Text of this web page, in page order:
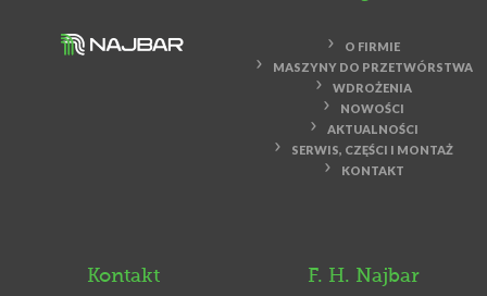
O FIRMIE
MASZYNY DO PRZETWÓRSTWA
WDROŻENIA
NOWOŚCI
AKTUALNOŚCI
SERWIS, CZĘŚCI I MONTAŻ
KONTAKT
Kontakt F. H. Najbar